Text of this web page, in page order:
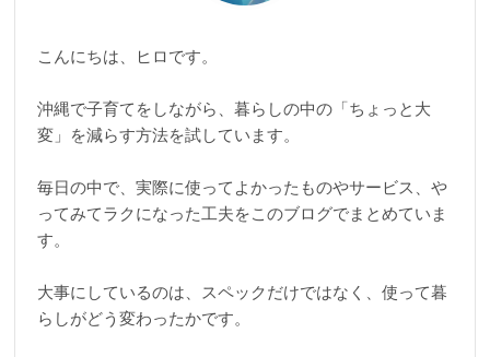
こんにちは、ヒロです。
沖縄で子育てをしながら、暮らしの中の「ちょっと大
変」を減らす方法を試しています。
毎日の中で、実際に使ってよかったものやサービス、や
ってみてラクになった工夫をこのブログでまとめていま
す。
大事にしているのは、スペックだけではなく、使って暮
らしがどう変わったかです。